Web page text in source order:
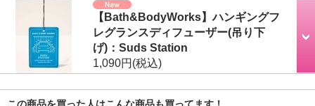
【Bath&BodyWorks】ハンギングフ
レグランスディフューザー(吊り下
げ)：Suds Station
1,090円(税込)